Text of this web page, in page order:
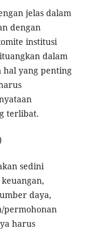
jelas dalam
dengan
institusi
dalam
hal yang penting
terlibat.
sedini
daya,
permohonan
harus